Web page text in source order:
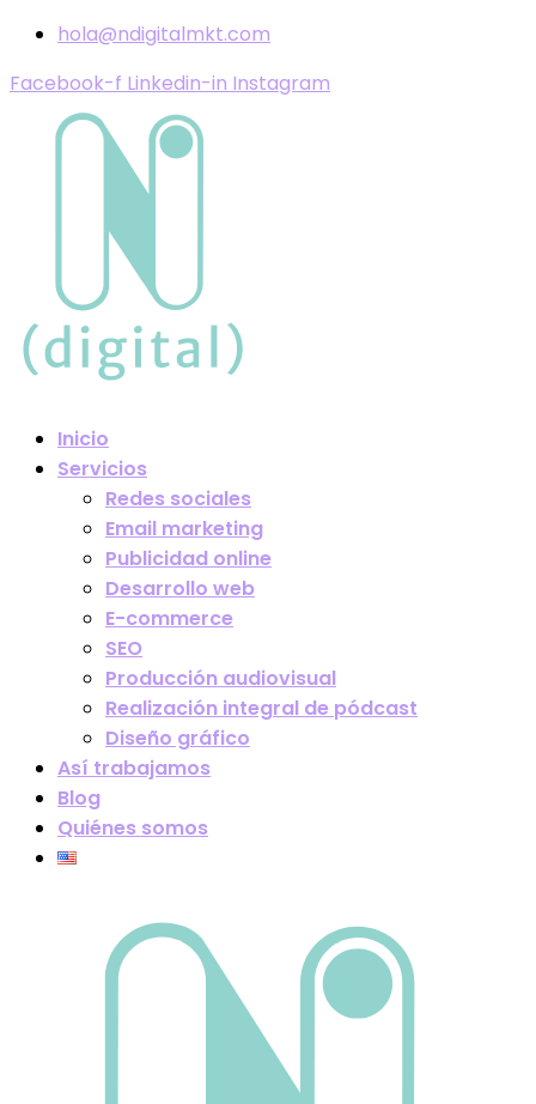
hola@ndigitalmkt.com
Facebook-f Linkedin-in Instagram
Inicio
Servicios
Redes sociales
Email marketing
Publicidad online
Desarrollo web
E-commerce
SEO
Producción audiovisual
Realización integral de pódcast
Diseño gráfico
Así trabajamos
Blog
Quiénes somos